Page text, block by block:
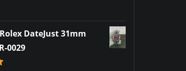
DateJust 31mm
0029